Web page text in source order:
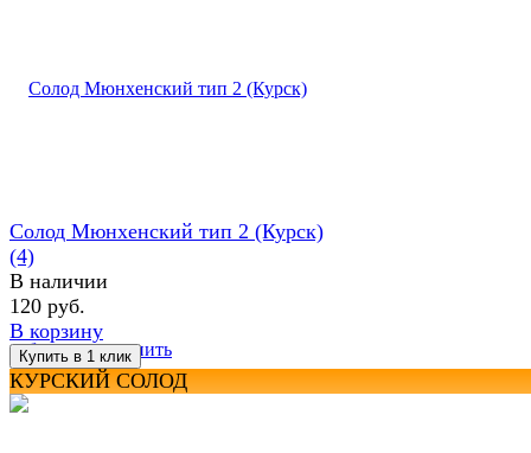
избранное сравнить
Солод Мюнхенский тип 2 (Курск)
(4)
В наличии
120 руб.
В корзину
КУРСКИЙ СОЛОД